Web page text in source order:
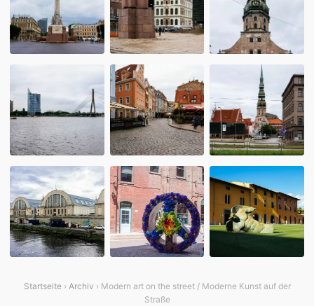
Startseite› Archiv › Modern art on the street / Moderne Kunst auf der
Straße